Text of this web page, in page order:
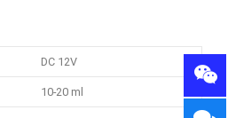
DC 12V
10-20 ml